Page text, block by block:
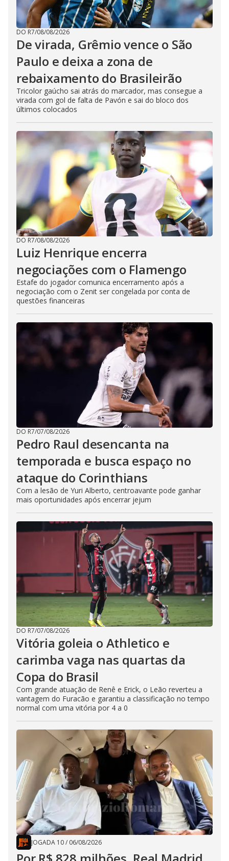
DO R7/08/08/2026
De virada, Grêmio vence o São
Paulo e deixa a zona de
rebaixamento do Brasileirão
Tricolor gaúcho sai atrás do marcador, mas consegue a
virada com gol de falta de Pavón e sai do bloco dos
últimos colocados
DO R7/08/08/2026
Luiz Henrique encerra
negociações com o Flamengo
Estafe do jogador comunica encerramento após a
negociação com o Zenit ser congelada por conta de
questões financeiras
DO R7/07/08/2026
Pedro Raul desencanta na
temporada e busca espaço no
ataque do Corinthians
Com a lesão de Yuri Alberto, centroavante pode ganhar
mais oportunidades após encerrar jejum
DO R7/07/08/2026
Vitória goleia o Athletico e
carimba vaga nas quartas da
Copa do Brasil
Com grande atuação de Renê e Erick, o Leão reverteu a
vantagem do Furacão e garantiu a classificação no tempo
normal com uma vitória por 4 a 0
JOGADA 10/ 06/08/2026